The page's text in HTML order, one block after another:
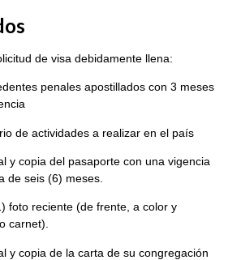
de visa debidamente llena:
penales apostillados con 3 meses
de actividades a realizar en el país
y copia del pasaporte con una vigencia
de seis (6) meses.
foto reciente (de frente, a color y
carnet).
y copia de la carta de su congregación